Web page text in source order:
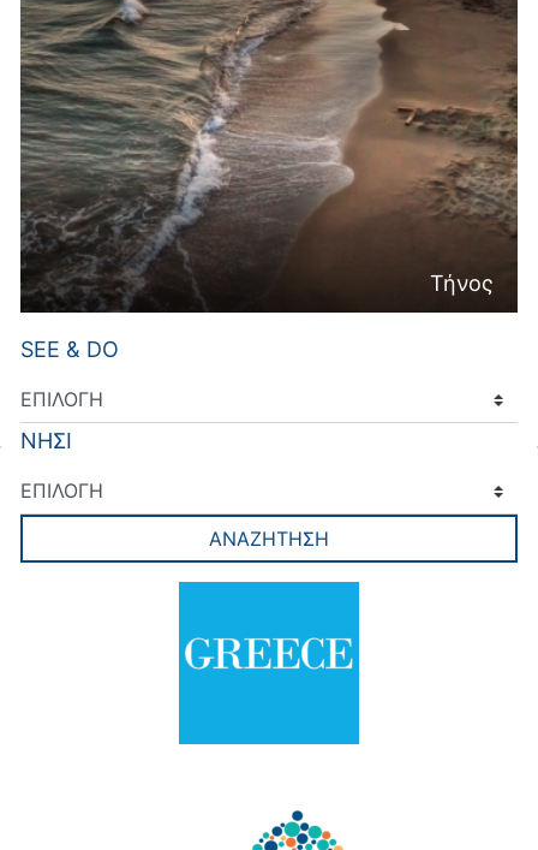
Τήνος
SEE & DO
ΝΗΣΙ